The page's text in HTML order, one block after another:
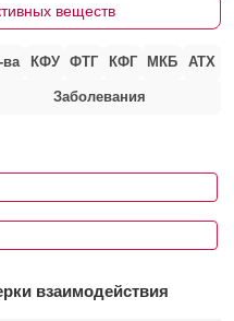
веществ
КФУ ФТГ КФГ МКБ АТХ
Заболевания
взаимодействия